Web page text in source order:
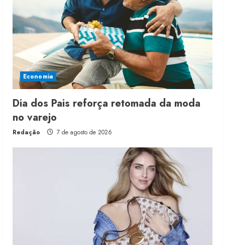
Economia
Dia dos Pais reforça retomada da moda
no varejo
Redação 7 de agosto de 2026